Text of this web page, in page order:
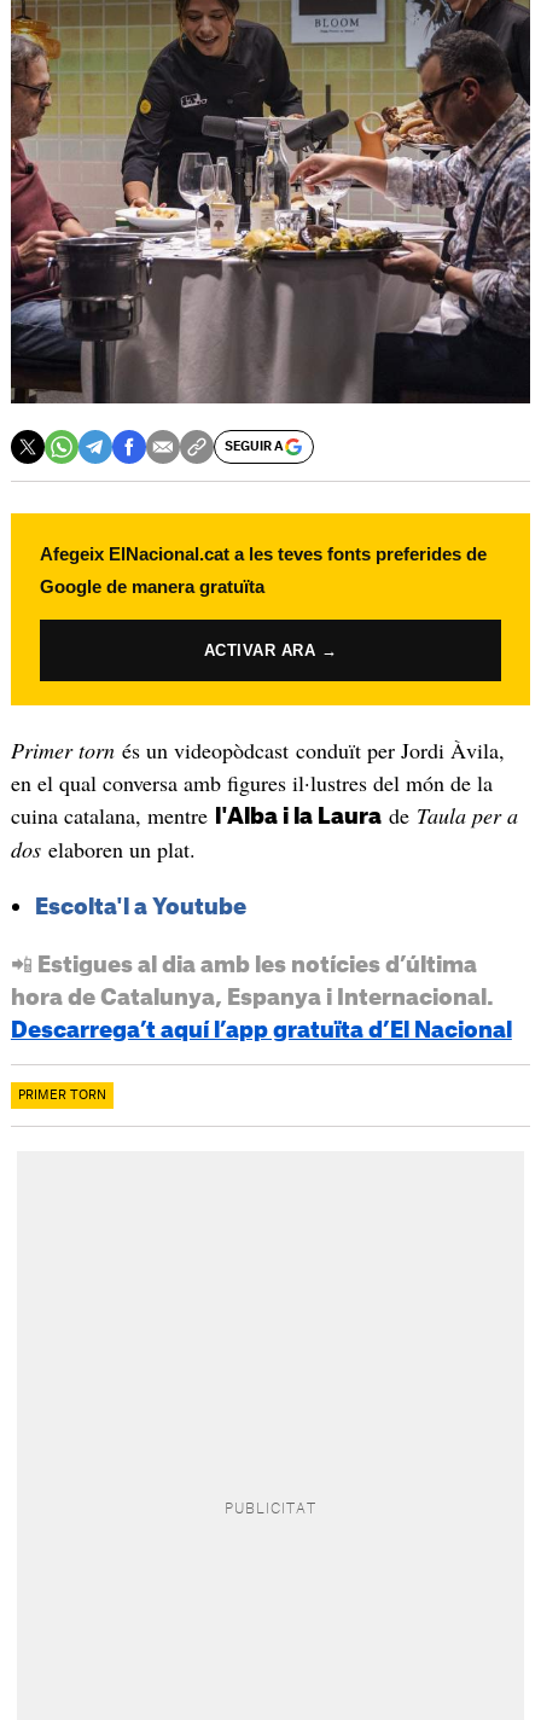
SEGUIR A
Afegeix ElNacional.cat a les teves fonts preferides de
Google de manera gratuïta
ACTIVAR ARA →
Primer torn és un videopòdcast conduït per Jordi Àvila,
en el qual conversa amb figures il·lustres del món de la
cuina catalana, mentre
l'Alba i la Laurade Taula per a
dos elaboren un plat.
Escolta'l a Youtube
📲 Estigues al dia amb les notícies d’última
hora de Catalunya, Espanya i Internacional.
Descarrega’t aquí l’app gratuïta d’El Nacional
PRIMER TORN